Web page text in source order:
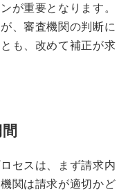
が重要となります。
、審査機関の判断に
も、改めて補正が求
セスは、まず請求内
関は請求が適切かど